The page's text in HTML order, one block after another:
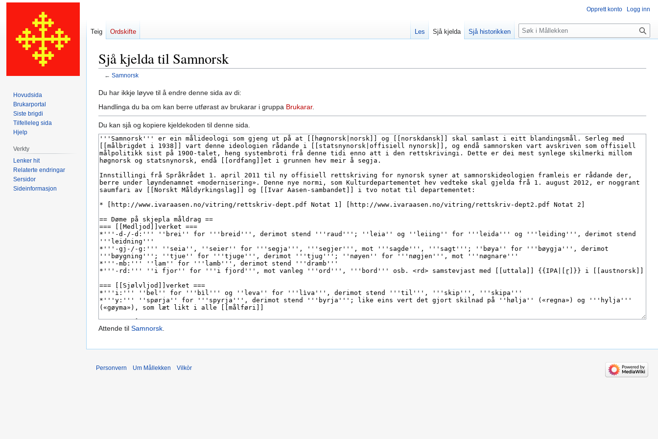
Sjå kjelda til Samnorsk
← Samnorsk
Hopp
til
Hopp
til
Du har ikkje løyve til å endre denne sida av di:
Handlinga du ba om kan berre utførast av brukarar i gruppa Brukarar.
Du kan sjå og kopiere kjeldekoden til denne sida.
Attende til Samnorsk.
Opprett konto Logg inn
Teig Ordskifte Les Sjå kjelda Sjå historikken
Søk
Hovudsida
Brukarportal
Siste brigdi
Tilfelleleg sida
Hjelp
Verkty
Lenker hit
Relaterte endringar
Sersidor
Sideinformasjon
Personvern Um Mållekken Vilkòr